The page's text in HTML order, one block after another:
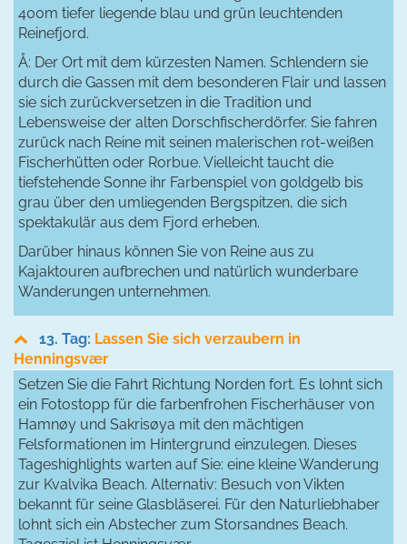
400m tiefer liegende blau und grün leuchtenden
Reinefjord.
Å: Der Ort mit dem kürzesten Namen. Schlendern sie
durch die Gassen mit dem besonderen Flair und lassen
sie sich zurückversetzen in die Tradition und
Lebensweise der alten Dorschfischerdörfer. Sie fahren
zurück nach Reine mit seinen malerischen rot-weißen
Fischerhütten oder Rorbue. Vielleicht taucht die
tiefstehende Sonne ihr Farbenspiel von goldgelb bis
grau über den umliegenden Bergspitzen, die sich
spektakulär aus dem Fjord erheben.
Darüber hinaus können Sie von Reine aus zu
Kajaktouren aufbrechen und natürlich wunderbare
Wanderungen unternehmen.
13. Tag: Lassen Sie sich verzaubern in
Henningsvær
Setzen Sie die Fahrt Richtung Norden fort. Es lohnt sich
ein Fotostopp für die farbenfrohen Fischerhäuser von
Hamnøy und Sakrisøya mit den mächtigen
Felsformationen im Hintergrund einzulegen. Dieses
Tageshighlights warten auf Sie: eine kleine Wanderung
zur Kvalvika Beach. Alternativ: Besuch von Vikten
bekannt für seine Glasbläserei. Für den Naturliebhaber
lohnt sich ein Abstecher zum Storsandnes Beach.